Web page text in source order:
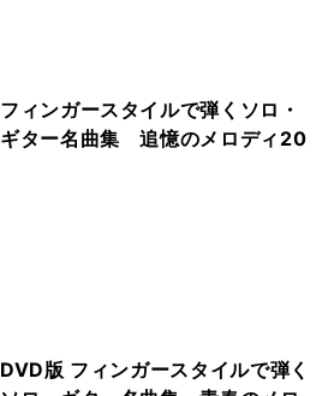
フィンガースタイルで弾くソロ・
ギター名曲集 追憶のメロディ20
DVD版 フィンガースタイルで弾く